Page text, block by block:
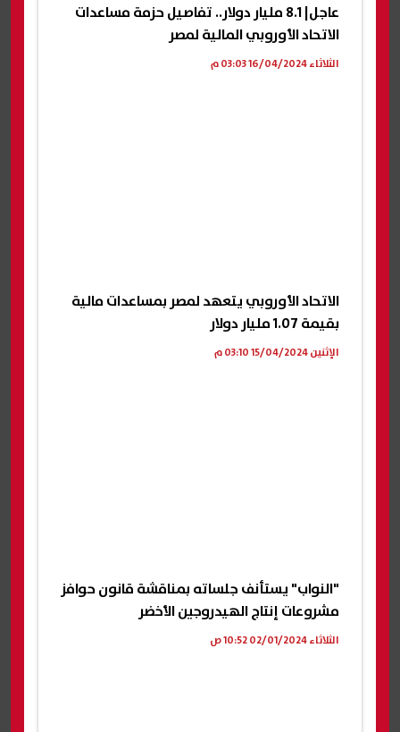
عاجل| 8.1 مليار دولار.. تفاصيل حزمة مساعدات
الاتحاد الأوروبي المالية لمصر
الثلاثاء 16/04/2024 03:03 م
الاتحاد الأوروبي يتعهد لمصر بمساعدات مالية
بقيمة 1.07 مليار دولار
الإثنين 15/04/2024 03:10 م
"النواب" يستأنف جلساته بمناقشة قانون حوافز
مشروعات إنتاج الهيدروجين الأخضر
الثلاثاء 02/01/2024 10:52 ص